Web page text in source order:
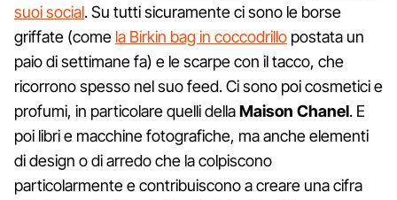
suoi social. Su tutti sicuramente ci sono le borse
griffate (come la Birkin bag in coccodrillo postata un
paio di settimane fa) e le scarpe con il tacco, che
ricorrono spesso nel suo feed. Ci sono poi cosmetici e
profumi, in particolare quelli dellaMaison Chanel. E
poi libri e macchine fotografiche, ma anche elementi
di design o di arredo che la colpiscono
particolarmente e contribuiscono a creare una cifra